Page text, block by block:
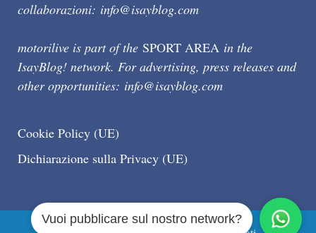
collaborazioni: info@isayblog.com
motorilive is part of the SPORT AREA in the
IsayBlog! network. For advertising, press releases and
other opportunities: info@isayblog.com
Cookie Policy (UE)
Dichiarazione sulla Privacy (UE)
Vuoi pubblicare sul nostro network?